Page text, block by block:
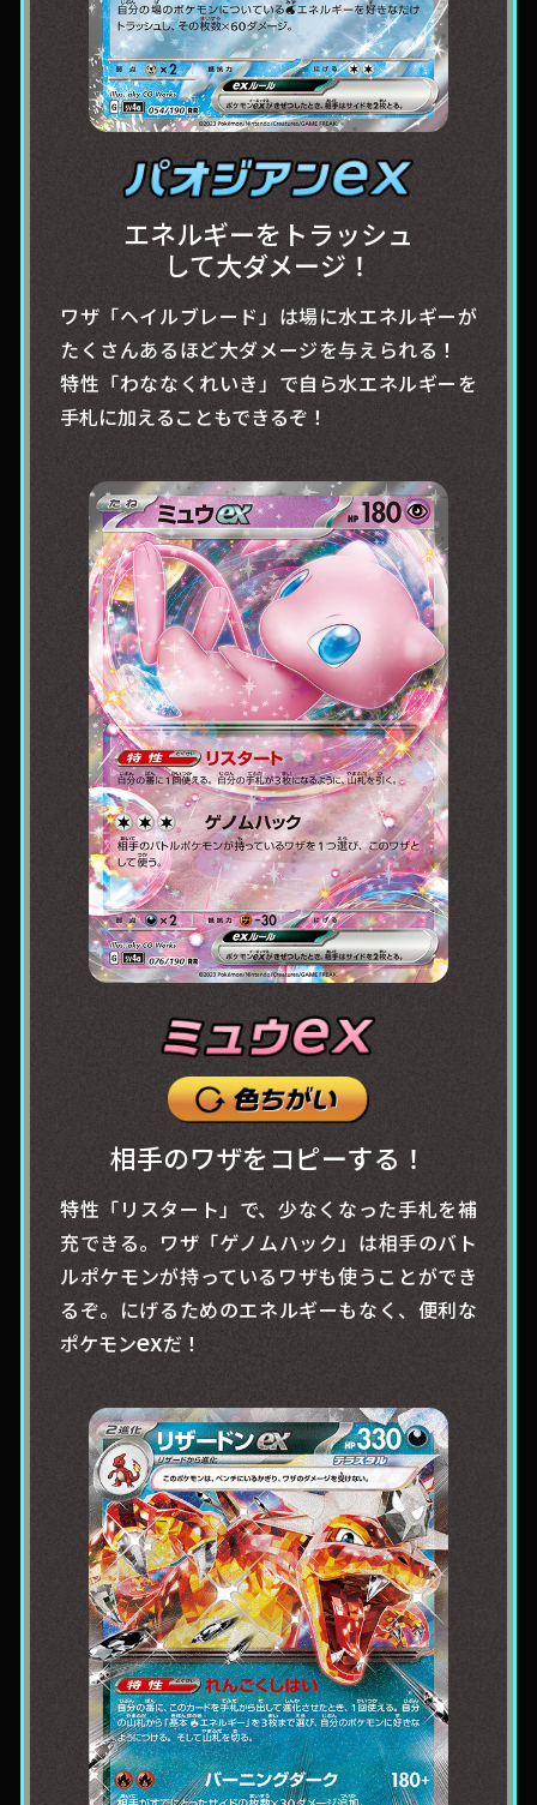
エネルギーをトラッシュ
して大ダメージ！
ワザ「ヘイルブレード」は場に水エネルギーが
たくさんあるほど大ダメージを与えられる！
特性「わななくれいき」で自ら水エネルギーを
手札に加えることもできるぞ！
相手のワザをコピーする！
特性「リスタート」で、少なくなった手札を補
充できる。ワザ「ゲノムハック」は相手のバト
ルポケモンが持っているワザも使うことができ
るぞ。にげるためのエネルギーもなく、便利な
ポケモンexだ！